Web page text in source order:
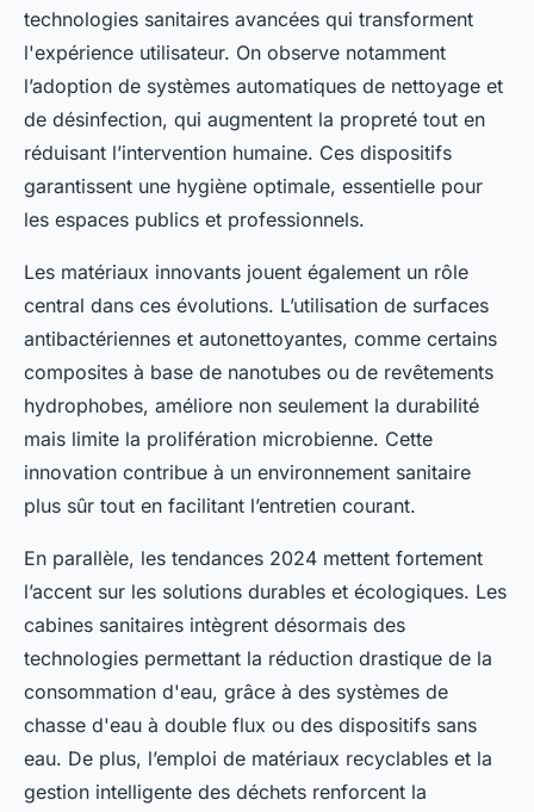
technologies sanitaires avancées qui transforment
l'expérience utilisateur. On observe notamment
l’adoption de systèmes automatiques de nettoyage et
de désinfection, qui augmentent la propreté tout en
réduisant l’intervention humaine. Ces dispositifs
garantissent une hygiène optimale, essentielle pour
les espaces publics et professionnels.
Les matériaux innovants jouent également un rôle
central dans ces évolutions. L’utilisation de surfaces
antibactériennes et autonettoyantes, comme certains
composites à base de nanotubes ou de revêtements
hydrophobes, améliore non seulement la durabilité
mais limite la prolifération microbienne. Cette
innovation contribue à un environnement sanitaire
plus sûr tout en facilitant l’entretien courant.
En parallèle, les tendances 2024 mettent fortement
l’accent sur les solutions durables et écologiques. Les
cabines sanitaires intègrent désormais des
technologies permettant la réduction drastique de la
consommation d'eau, grâce à des systèmes de
chasse d'eau à double flux ou des dispositifs sans
eau. De plus, l’emploi de matériaux recyclables et la
gestion intelligente des déchets renforcent la